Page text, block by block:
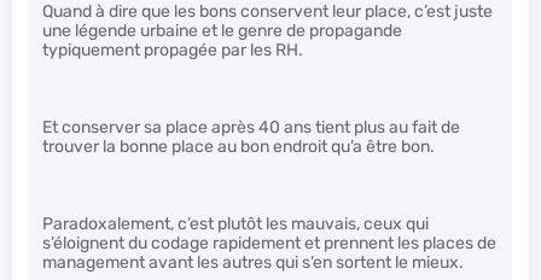
Quand à dire que les bons conservent leur place, c’est juste
une légende urbaine et le genre de propagande
typiquement propagée par les RH.
Et conserver sa place après 40 ans tient plus au fait de
trouver la bonne place au bon endroit qu’a être bon.
Paradoxalement, c’est plutôt les mauvais, ceux qui
s’éloignent du codage rapidement et prennent les places de
management avant les autres qui s’en sortent le mieux.